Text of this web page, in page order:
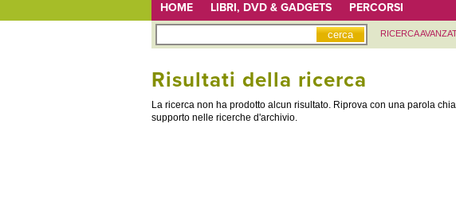
HOME LIBRI, DVD & GADGETS PERCORSI
RICERCA
Risultati della ricerca
La ricerca non ha prodotto alcun risultato. Riprova con una parola
supporto nelle ricerche d'archivio.